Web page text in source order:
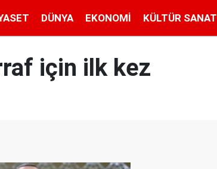
DÜNYA EKONOMI KÜLTÜR SANAT
için ilk kez